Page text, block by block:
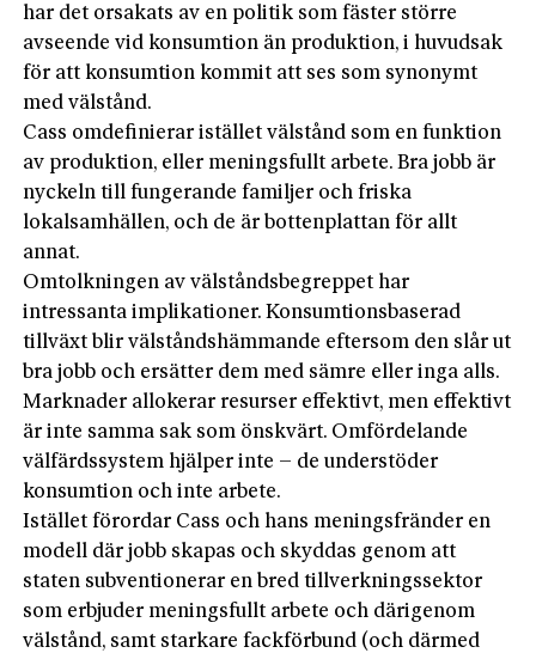
har det orsakats av en politik som fäster större
avseende vid konsumtion än produktion, i huvudsak
för att konsumtion kommit att ses som synonymt
med välstånd.
Cass omdefinierar istället välstånd som en funktion
av produktion, eller meningsfullt arbete. Bra jobb är
nyckeln till fungerande familjer och friska
lokalsamhällen, och de är bottenplattan för allt
annat.
Omtolkningen av välståndsbegreppet har
intressanta implikationer. Konsumtionsbaserad
tillväxt blir välståndshämmande eftersom den slår ut
bra jobb och ersätter dem med sämre eller inga alls.
Marknader allokerar resurser effektivt, men effektivt
är inte samma sak som önskvärt. Omfördelande
välfärdssystem hjälper inte – de understöder
konsumtion och inte arbete.
Istället förordar Cass och hans meningsfränder en
modell där jobb skapas och skyddas genom att
staten subventionerar en bred tillverkningssektor
som erbjuder meningsfullt arbete och därigenom
välstånd, samt starkare fackförbund (och därmed